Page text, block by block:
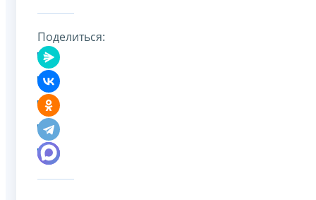
Поделиться: